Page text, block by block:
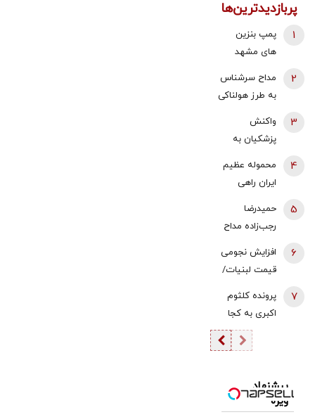
پربازدیدترین‌ها
پمپ بنزین
های مشهد
1
مداح سرشناس
به طرز هولناکی
فیلم جنایت
برای خانواده
ارسال شد
2
واکنش
پزشکیان به
دبیری شعام/
استعفا تایید
شد؟
3
محموله عظیم
ایران راهی
جزئیات
4
حمیدرضا
رجب‌زاده مداح
کیست و
رسید؟
5
افزایش نجومی
قیمت لبنیات/
عجیب شد
6
پرونده کلثوم
اکبری به کجا
رسید؟
7
پیشنهاد
ویژه